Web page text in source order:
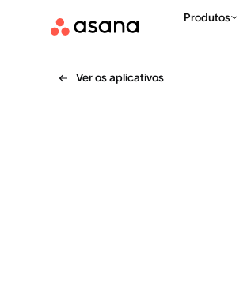
Produtos
Ver os aplicativos